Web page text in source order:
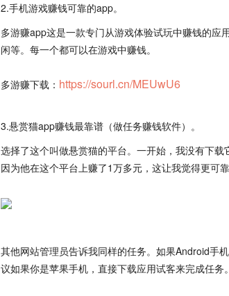
2.手机游戏赚钱可靠的app。
多游赚app这是一款专门从游戏体验试玩中赚钱的
闲等。每一个都可以在游戏中赚钱。
多游赚下载： https://sourl.cn/MEUwU6
3.悬赏猫app赚钱最靠谱（做任务赚钱软件）。
选择了这个叫做悬赏猫的平台。一开始，我没有下载
因为他在这个平台上赚了1万多元，这让我觉得更可靠
其他网站管理员告诉我同样的任务。如果Android手
议如果你是苹果手机，直接下载应用试客来完成任务。